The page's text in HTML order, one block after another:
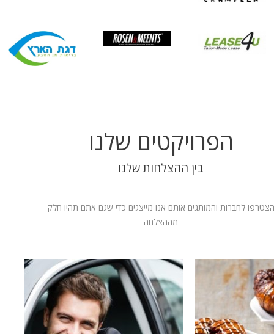
הפרויקטים שלנו
בין ההצלחות שלנו
הצטרפו לחברות והמותגים אותם אנו מייצגים כדי שגם אתם תהיו חלק
מההצלחה